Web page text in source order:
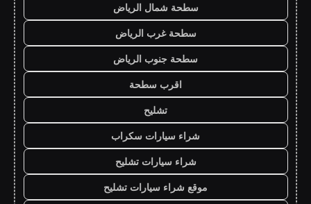
سطحة شمال الرياض
سطحة غرب الرياض
سطحة جنوب الرياض
اقرب سطحة
تشليح
شراء سيارات سكراب
شراء سيارات تشليح
موقع شراء سيارات تشليح